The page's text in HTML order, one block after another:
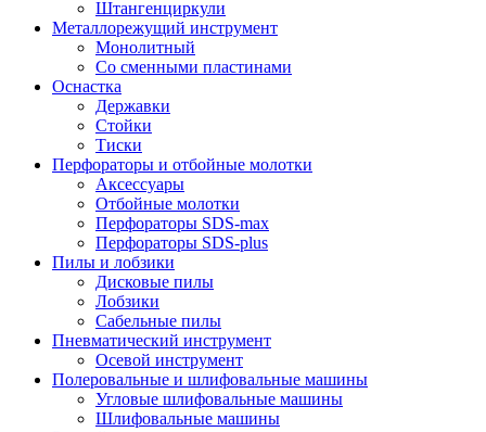
Штангенциркули
Металлорежущий инструмент
Монолитный
Со сменными пластинами
Оснастка
Державки
Стойки
Тиски
Перфораторы и отбойные молотки
Аксессуары
Отбойные молотки
Перфораторы SDS-max
Перфораторы SDS-plus
Пилы и лобзики
Дисковые пилы
Лобзики
Сабельные пилы
Пневматический инструмент
Осевой инструмент
Полеровальные и шлифовальные машины
Угловые шлифовальные машины
Шлифовальные машины